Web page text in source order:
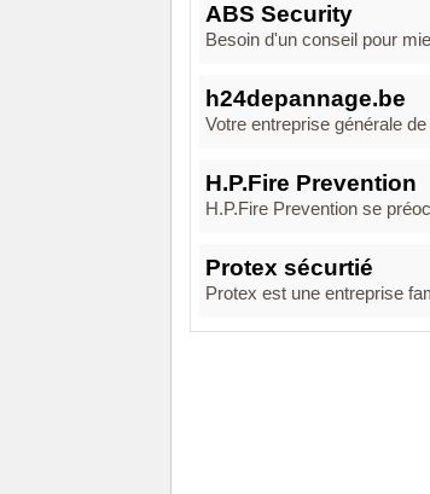
ABS Security
Besoin d'un conseil pour
h24depannage.be
Votre entreprise générale
H.P.Fire Prevention
H.P.Fire Prevention se
Protex sécurtié
Protex est une entreprise